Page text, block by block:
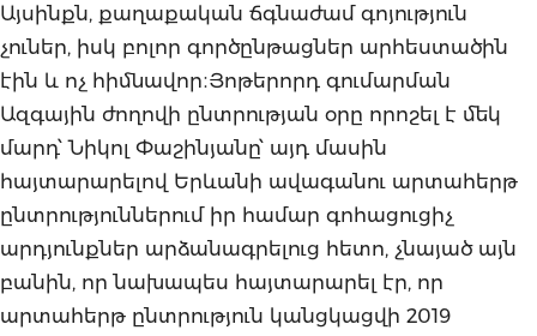
Այսինքն, քաղաքական ճգնաժամ գոյություն
չուներ, իսկ բոլոր գործընթացներ արհեստածին
էին և ոչ հիմնավոր։Յոթերորդ գումարման
Ազգային ժողովի ընտրության օրը որոշել է մեկ
մարդ՝ Նիկոլ Փաշինյանը՝ այդ մասին
հայտարարելով Երևանի ավագանու արտահերթ
ընտրություններում իր համար գոհացուցիչ
արդյունքներ արձանագրելուց հետո, չնայած այն
բանին, որ նախապես հայտարարել էր, որ
արտահերթ ընտրություն կանցկացվի 2019